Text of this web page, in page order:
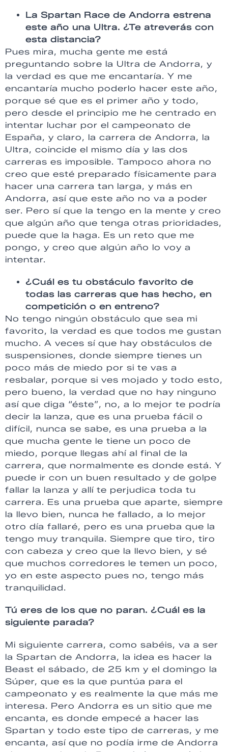
La Spartan Race de Andorra estrena
este año una Ultra. ¿Te atreverás con
esta distancia?
Pues mira, mucha gente me está
preguntando sobre la Ultra de Andorra, y
la verdad es que me encantaría. Y me
encantaría mucho poderlo hacer este año,
porque sé que es el primer año y todo,
pero desde el principio me he centrado en
intentar luchar por el campeonato de
España, y claro, la carrera de Andorra, la
Ultra, coincide el mismo día y las dos
carreras es imposible. Tampoco ahora no
creo que esté preparado físicamente para
hacer una carrera tan larga, y más en
Andorra, así que este año no va a poder
ser. Pero sí que la tengo en la mente y creo
que algún año que tenga otras prioridades,
puede que la haga. Es un reto que me
pongo, y creo que algún año lo voy a
intentar.
¿Cuál es tu obstáculo favorito de
todas las carreras que has hecho, en
competición o en entreno?
No tengo ningún obstáculo que sea mi
favorito, la verdad es que todos me gustan
mucho. A veces sí que hay obstáculos de
suspensiones, donde siempre tienes un
poco más de miedo por si te vas a
resbalar, porque si ves mojado y todo esto,
pero bueno, la verdad que no hay ninguno
así que diga “éste”, no, a lo mejor te podría
decir la lanza, que es una prueba fácil o
difícil, nunca se sabe, es una prueba a la
que mucha gente le tiene un poco de
miedo, porque llegas ahí al final de la
carrera, que normalmente es donde está. Y
puede ir con un buen resultado y de golpe
fallar la lanza y allí te perjudica toda tu
carrera. Es una prueba que aparte, siempre
la llevo bien, nunca he fallado, a lo mejor
otro día fallaré, pero es una prueba que la
tengo muy tranquila. Siempre que tiro, tiro
con cabeza y creo que la llevo bien, y sé
que muchos corredores le temen un poco,
yo en este aspecto pues no, tengo más
tranquilidad.
Tú eres de los que no paran. ¿Cuál es la
siguiente parada?
Mi siguiente carrera, como sabéis, va a ser
la Spartan de Andorra, la idea es hacer la
Beast el sábado, de 25 km y el domingo la
Súper, que es la que puntúa para el
campeonato y es realmente la que más me
interesa. Pero Andorra es un sitio que me
encanta, es donde empecé a hacer las
Spartan y todo este tipo de carreras, y me
encanta, así que no podía irme de Andorra